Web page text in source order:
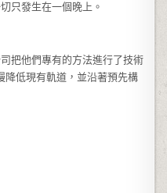
只發生在一個晚上。
把他們專有的方法進行了技術
低現有軌道，並沿著預先構